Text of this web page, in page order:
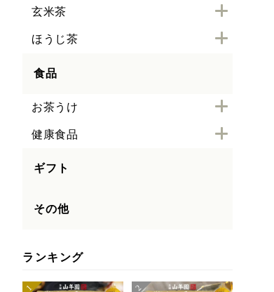
玄米茶
ほうじ茶
食品
お茶うけ
健康食品
ギフト
その他
ランキング